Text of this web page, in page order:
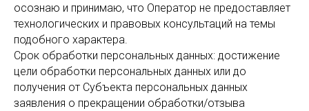
осознаю и принимаю, что Оператор не предоставляет
технологических и правовых консультаций на темы
подобного характера.
Срок обработки персональных данных: достижение
цели обработки персональных данных или до
получения от Субъекта персональных данных
заявления о прекращении обработки/отзыва